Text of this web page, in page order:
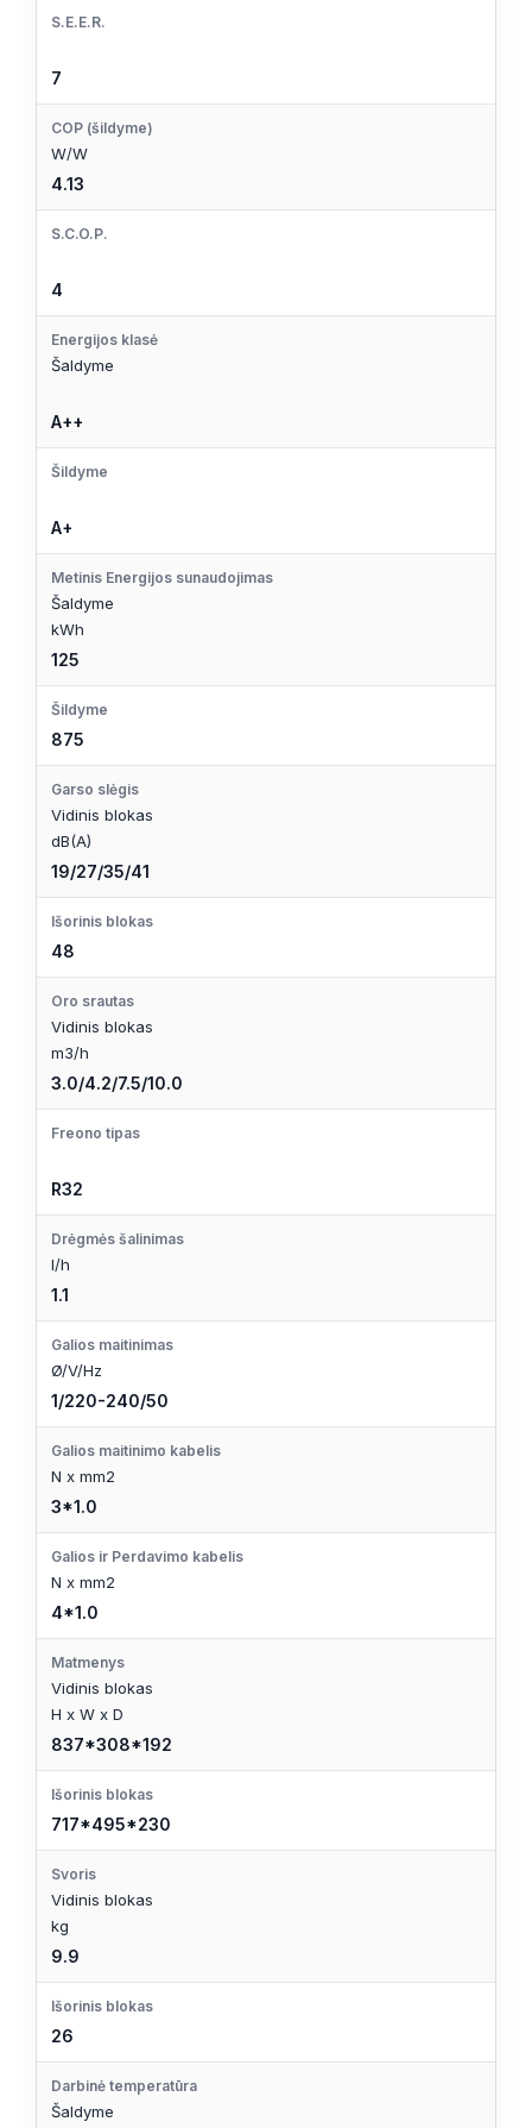
S.E.E.R.
7
COP (šildyme)
W/W
4.13
S.C.O.P.
4
Energijos klasė
Šaldyme
A++
Šildyme
A+
Metinis Energijos sunaudojimas
Šaldyme
kWh
125
Šildyme
875
Garso slėgis
Vidinis blokas
dB(A)
19/27/35/41
Išorinis blokas
48
Oro srautas
Vidinis blokas
m3/h
3.0/4.2/7.5/10.0
Freono tipas
R32
Drėgmės šalinimas
l/h
1.1
Galios maitinimas
Ø/V/Hz
1/220-240/50
Galios maitinimo kabelis
N x mm2
3*1.0
Galios ir Perdavimo kabelis
N x mm2
4*1.0
Matmenys
Vidinis blokas
H x W x D
837*308*192
Išorinis blokas
717*495*230
Svoris
Vidinis blokas
kg
9.9
Išorinis blokas
26
Darbinė temperatūra
Šaldyme